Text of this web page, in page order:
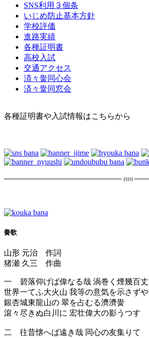
SNS利用３個条
いじめ防止基本方針
学校評価
進路実績
各種証明書
高校入試
交通アクセス
済々黌同心会
済々黌同窓会
各種証明書や入試情報はこちらから
黌歌
山形 元治 作詞
猪瀬 久三 作曲
一 碧落仰げば偉なる哉 渦巻く煙幾百丈
世界一てふ大火山 我等の意気を示さずや
銀杏城東龍山の 翠を占むる濟濟黌
滾々尽きぬ白川に 宏壮偉大の影うつす
二 往昔懐へば遠き哉 同心の友集りて